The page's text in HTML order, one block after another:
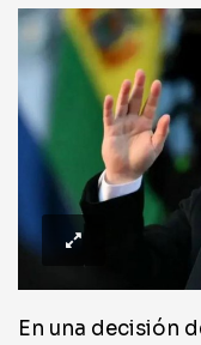
En una decisión